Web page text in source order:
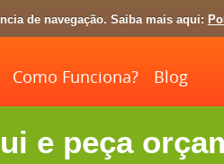
de navegação. Saiba mais aqui:
Como Funciona? Blog
e peça